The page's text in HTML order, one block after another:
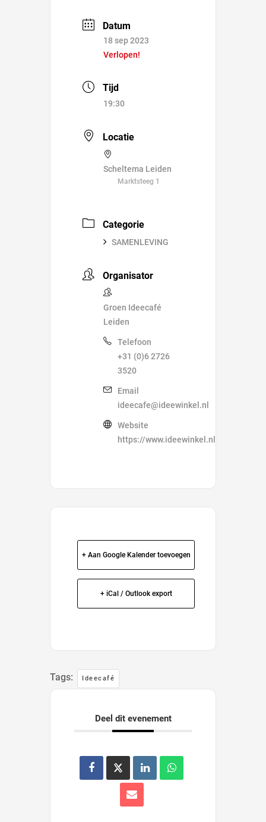
Datum
18 sep 2023
Verlopen!
Tijd
19:30
Locatie
Scheltema Leiden
Marktsteeg 1
Categorie
SAMENLEVING
Organisator
Groen Ideecafé
Leiden
Telefoon
+31 (0)6 2726
3520
Email
ideecafe@ideewinkel.nl
Website
https://www.ideewinkel.nl/ideecafe/
+ Aan Google Kalender toevoegen
+ iCal / Outlook export
Tags: Ideecafé
Deel dit evenement